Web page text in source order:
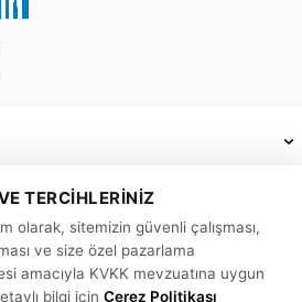
TERCIHLERINIZ
olarak, sitemizin güvenli çalışması,
ve size özel pazarlama
amacıyla KVKK mevzuatına uygun
bilgi için Çerez Politikası
SUN PLAZA NO: 5 A İÇ KAPI NO: 58